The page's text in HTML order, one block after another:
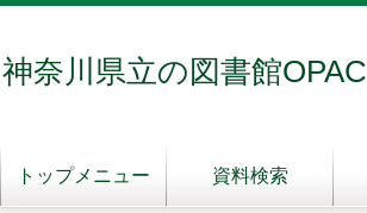
神奈川県立の図書館OPAC
トップメニュー 資料検索